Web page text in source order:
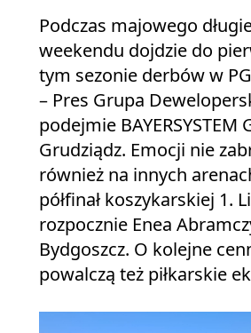
Podczas majowego
weekendu dojdzie do
tym sezonie derbów w
– Pres Grupa
podejmie BAYERSYSTEM
Grudziądz. Emocji nie
również na innych
półfinał koszykarskiej 1.
rozpocznie Enea
Bydgoszcz. O kolejne
powalczą też piłkarskie